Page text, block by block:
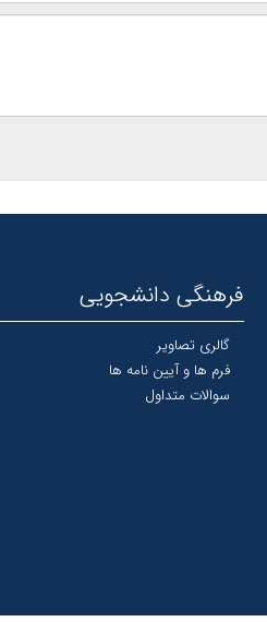
فرهنگی دانشجویی
گالری تصاویر
فرم ها و آیین نامه ها
سوالات متداول